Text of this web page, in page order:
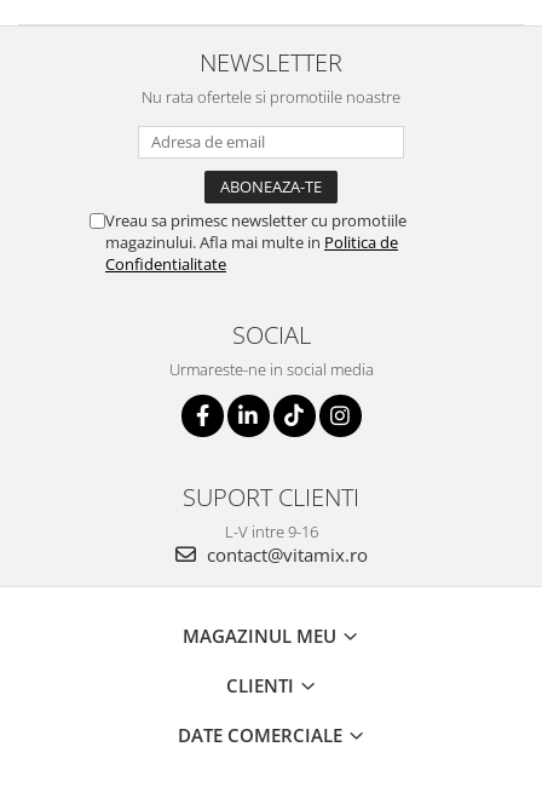
NEWSLETTER
Nu rata ofertele si promotiile noastre
Vreau sa primesc newsletter cu promotiile
magazinului. Afla mai multe in Politica de
Confidentialitate
SOCIAL
Urmareste-ne in social media
SUPORT CLIENTI
L-V intre 9-16
contact@vitamix.ro
MAGAZINUL MEU
CLIENTI
DATE COMERCIALE